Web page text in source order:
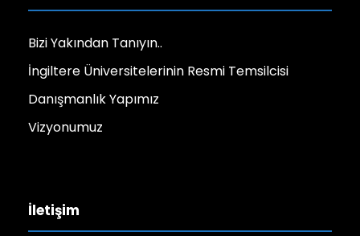
Bizi Yakından Tanıyın..
İngiltere Üniversitelerinin Resmi Temsilcisi
Danışmanlık Yapımız
Vizyonumuz
İletişim